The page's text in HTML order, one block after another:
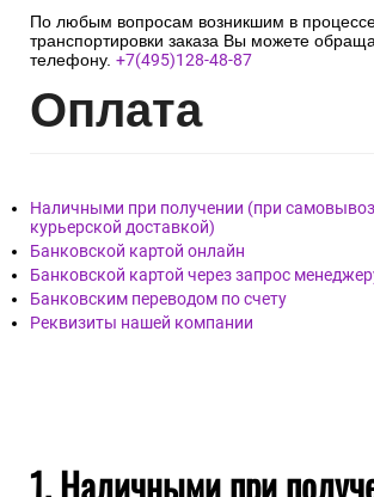
По любым вопросам возникшим в
транспортировки заказа Вы можете
телефону. +7(495)128-48-87
Оплата
Наличными при получении (при
курьерской доставкой)
Банковской картой онлайн
Банковской картой через запрос
Банковским переводом по счету
Реквизиты нашей компании
1. Наличными при